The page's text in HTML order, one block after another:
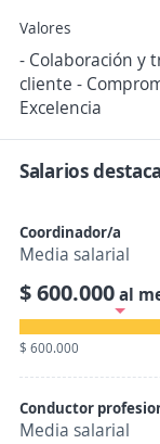
Valores
- Colaboración y
cliente -
Excelencia
Salarios
Coordinador/a
Media salarial
$ 600.000al
$ 600.000
Conductor
Media salarial